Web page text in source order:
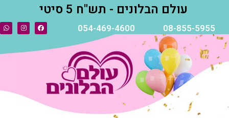
עולם הבלונים - תש"ח 5 סיטי
08-855-5955
054-469-4600